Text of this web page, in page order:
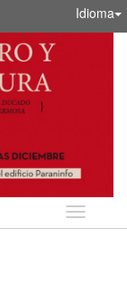
Idioma
Idioma